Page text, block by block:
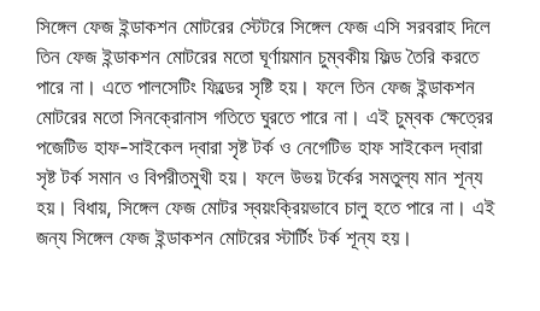
সিঙ্গেল ফেজ ইন্ডাকশন মোটরের স্টেটরে সিঙ্গেল ফেজ এসি সরবরাহ দিলে
তিন ফেজ ইন্ডাকশন মোটরের মতো ঘূর্ণায়মান চুম্বকীয় ফিল্ড তৈরি করতে
পারে না। এতে পালসেটিং ফিল্ডের সৃষ্টি হয়। ফলে তিন ফেজ ইন্ডাকশন
মোটরের মতো সিনক্রোনাস গতিতে ঘুরতে পারে না। এই চুম্বক ক্ষেত্রের
পজেটিভ হাফ-সাইকেল দ্বারা সৃষ্ট টর্ক ও নেগেটিভ হাফ সাইকেল দ্বারা
সৃষ্ট টর্ক সমান ও বিপরীতমুখী হয়। ফলে উভয় টর্কের সমতুল্য মান শূন্য
হয়। বিধায়, সিঙ্গেল ফেজ মোটর স্বয়ংক্রিয়ভাবে চালু হতে পারে না। এই
জন্য সিঙ্গেল ফেজ ইন্ডাকশন মোটরের স্টার্টিং টর্ক শূন্য হয়।